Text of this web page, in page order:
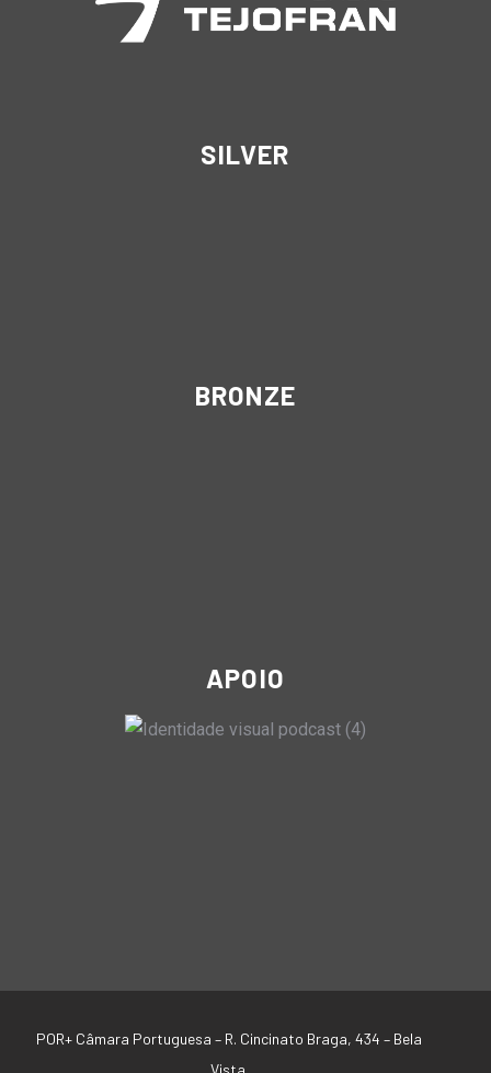
SILVER
BRONZE
APOIO
POR+ Câmara Portuguesa – R. Cincinato Braga, 434 – Bela
Vista